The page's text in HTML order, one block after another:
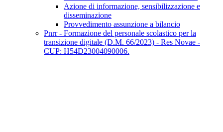
Azione di informazione, sensibilizzazione e
disseminazione
Provvedimento assunzione a bilancio
Pnrr - Formazione del personale scolastico per la
transizione digitale (D.M. 66/2023) - Res Novae -
CUP: H54D23004090006.